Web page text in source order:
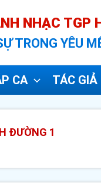
NHẠC TGP
TRONG YÊU
CA TÁC GIẢ
ĐƯỜNG 1